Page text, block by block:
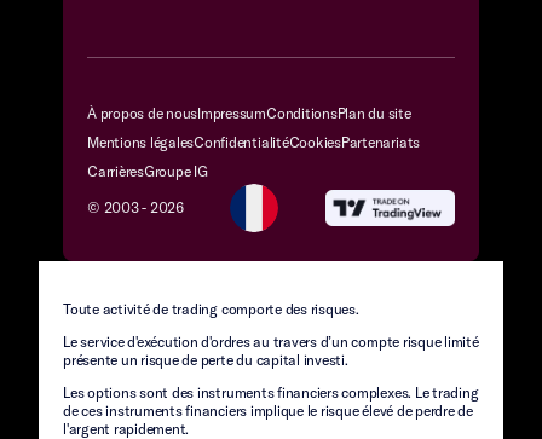
À propos de nousImpressumConditionsPlan du site
Mentions légalesConfidentialitéCookiesPartenariats
CarrièresGroupe IG
© 2003 - 2026
Toute activité de trading comporte des risques.
Le service d'exécution d'ordres au travers d’un compte risque limité
présente un risque de perte du capital investi.
Les options sont des instruments financiers complexes. Le trading
de ces instruments financiers implique le risque élevé de perdre de
l'argent rapidement.